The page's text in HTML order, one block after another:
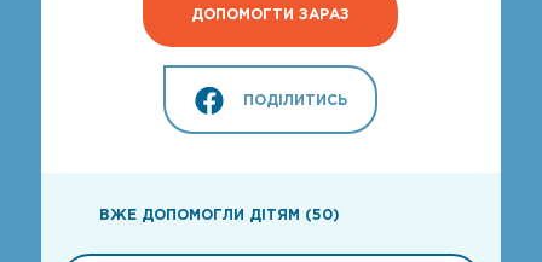
ДОПОМОГТИ ЗАРАЗ
ПОДІЛИТИСЬ
ВЖЕ ДОПОМОГЛИ ДІТЯМ (50)